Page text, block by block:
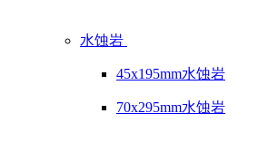
水蚀岩
45x195mm水蚀岩
70x295mm水蚀岩